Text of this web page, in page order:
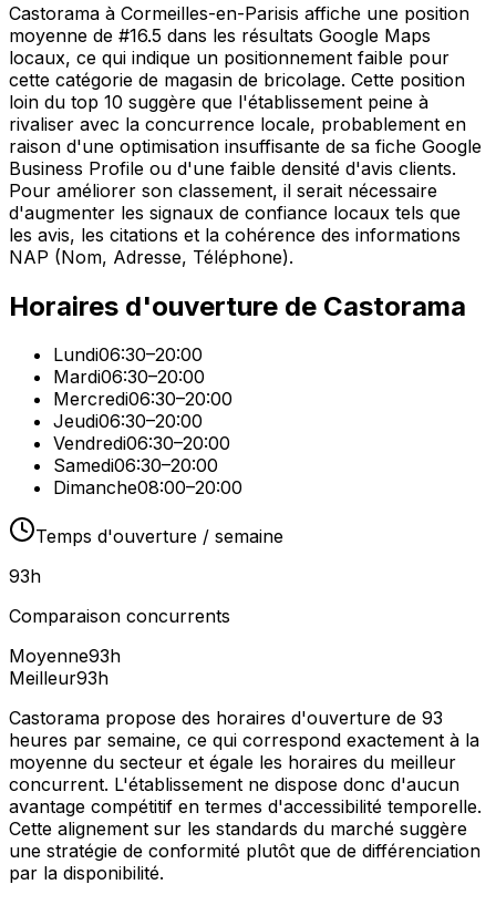
Castorama à Cormeilles-en-Parisis affiche une position
moyenne de #16.5 dans les résultats Google Maps
locaux, ce qui indique un positionnement faible pour
cette catégorie de magasin de bricolage. Cette position
loin du top 10 suggère que l'établissement peine à
rivaliser avec la concurrence locale, probablement en
raison d'une optimisation insuffisante de sa fiche Google
Business Profile ou d'une faible densité d'avis clients.
Pour améliorer son classement, il serait nécessaire
d'augmenter les signaux de confiance locaux tels que
les avis, les citations et la cohérence des informations
NAP (Nom, Adresse, Téléphone).
Horaires d'ouverture de Castorama
Lundi06:30–20:00
Mardi06:30–20:00
Mercredi06:30–20:00
Jeudi06:30–20:00
Vendredi06:30–20:00
Samedi06:30–20:00
Dimanche08:00–20:00
Temps d'ouverture / semaine
93h
Comparaison concurrents
Moyenne93h
Meilleur93h
Castorama propose des horaires d'ouverture de 93
heures par semaine, ce qui correspond exactement à la
moyenne du secteur et égale les horaires du meilleur
concurrent. L'établissement ne dispose donc d'aucun
avantage compétitif en termes d'accessibilité temporelle.
Cette alignement sur les standards du marché suggère
une stratégie de conformité plutôt que de différenciation
par la disponibilité.